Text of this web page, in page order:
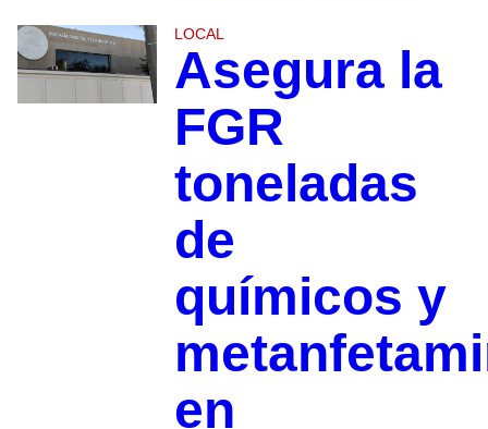
LOCAL
Asegura la
FGR
toneladas
de
químicos y
en